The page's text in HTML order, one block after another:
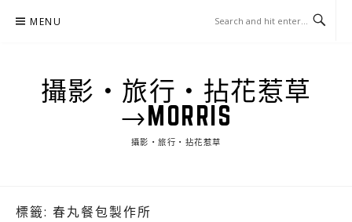
MENU
攝影‧旅行‧拈花惹草
→MORRIS
攝影‧旅行‧拈花惹草
標籤: 春丸餐包製作所